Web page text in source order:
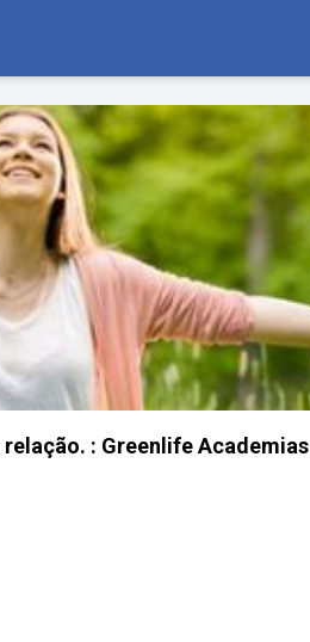
: Greenlife Academias